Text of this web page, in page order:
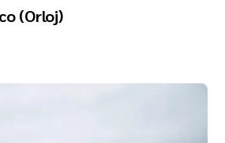
(Orloj)